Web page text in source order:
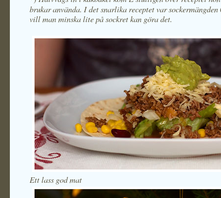
brukar använda. I det snarlika receptet var sockermängden
vill man minska lite på sockret kan göra det.
Ett lass god mat